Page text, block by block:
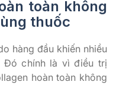
toàn không
thuốc
hàng đầu khiến nhiều
Đó chính là vì điều trị
hoàn toàn không